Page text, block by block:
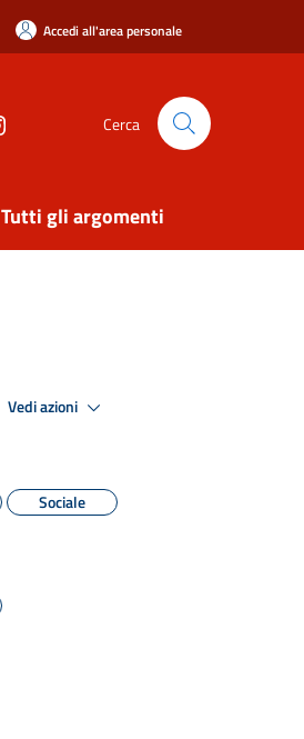
Accedi all'area personale
Cerca
Tutti gli argomenti
Vedi azioni
Sociale